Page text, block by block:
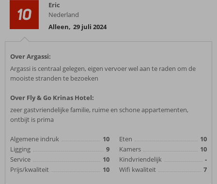
10
Eric
Nederland
Alleen, 29 juli 2024
Over Argassi:
Argassi is centraal gelegen, eigen vervoer wel aan te raden om de
mooiste stranden te bezoeken
Over Fly & Go Krinas Hotel:
zeer gastvriendelijke familie, ruime en schone appartementen,
ontbijt is prima
Algemene indruk
10
Ligging
9
Service
10
Prijs/kwaliteit
10
Eten
10
Kamers
10
Kindvriendelijk
-
Wifi kwaliteit
7